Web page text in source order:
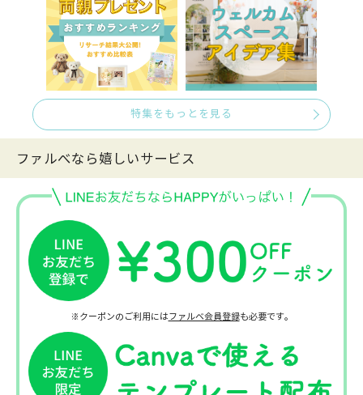
特集をもっとを見る
ファルべなら嬉しいサービス
※クーポンのご利用にはファルベ会員登録も必要です。